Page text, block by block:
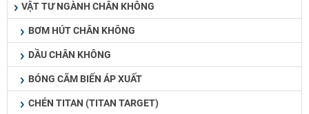
VẬT TƯ NGÀNH CHÂN KHÔNG
BƠM HÚT CHÂN KHÔNG
DẦU CHÂN KHÔNG
BÓNG CÃM BIẾN ÁP XUẤT
CHÉN TITAN (TITAN TARGET)